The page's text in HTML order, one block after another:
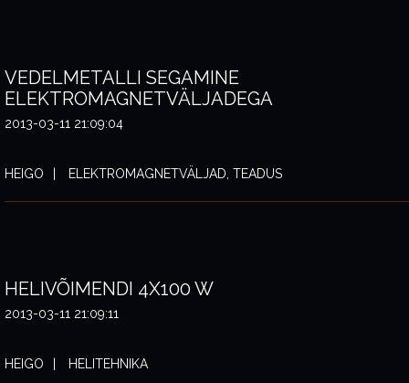
VEDELMETALLI SEGAMINE
ELEKTROMAGNETVÄLJADEGA
2013-03-11 21:09:04
HEIGO ELEKTROMAGNETVÄLJAD, TEADUS
HELIVÕIMENDI 4X100 W
2013-03-11 21:09:11
HEIGO HELITEHNIKA